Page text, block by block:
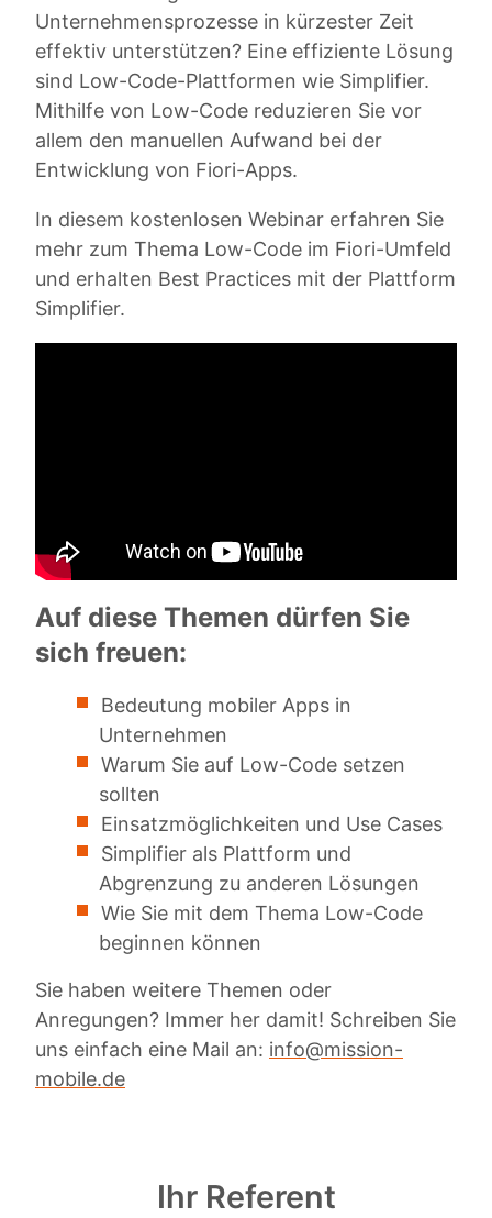
Unternehmensprozesse in kürzester Zeit
effektiv unterstützen? Eine effiziente Lösung
sind Low-Code-Plattformen wie Simplifier.
Mithilfe von Low-Code reduzieren Sie vor
allem den manuellen Aufwand bei der
Entwicklung von Fiori-Apps.
In diesem kostenlosen Webinar erfahren Sie
mehr zum Thema Low-Code im Fiori-Umfeld
und erhalten Best Practices mit der Plattform
Simplifier.
Auf diese Themen dürfen Sie
sich freuen:
Bedeutung mobiler Apps in
Unternehmen
Warum Sie auf Low-Code setzen
sollten
Einsatzmöglichkeiten und Use Cases
Simplifier als Plattform und
Abgrenzung zu anderen Lösungen
Wie Sie mit dem Thema Low-Code
beginnen können
Sie haben weitere Themen oder
Anregungen? Immer her damit! Schreiben Sie
uns einfach eine Mail an: info@mission-
mobile.de
Ihr Referent